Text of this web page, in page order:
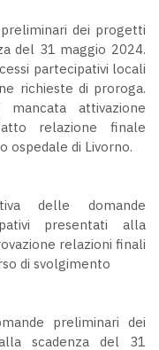
dei progetti
del 31 maggio 2024.
partecipativi locali
richieste di proroga.
attivazione
relazione finale
ospedale di Livorno.
delle domande
presentati alla
relazioni finali
di svolgimento
preliminari dei
scadenza del 31